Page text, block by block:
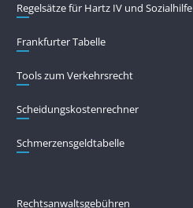
Regelsätze für Hartz IV und Sozialhilfe
Frankfurter Tabelle
Tools zum Verkehrsrecht
Scheidungskostenrechner
Schmerzensgeldtabelle
Rechtsanwaltsgebühren